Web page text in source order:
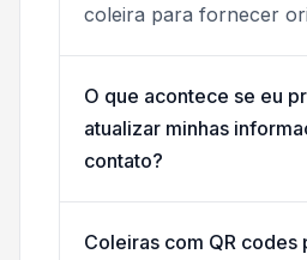
coleira para fornecer
O que acontece se eu
atualizar minhas
contato?
Coleiras com QR codes